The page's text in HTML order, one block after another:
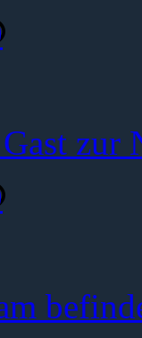
zur